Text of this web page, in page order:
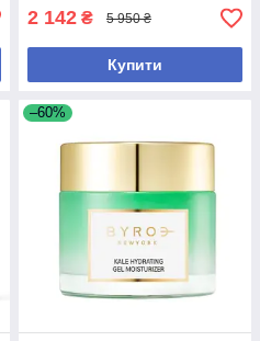
2 142 ₴ 5 950 ₴
Купити
–60%